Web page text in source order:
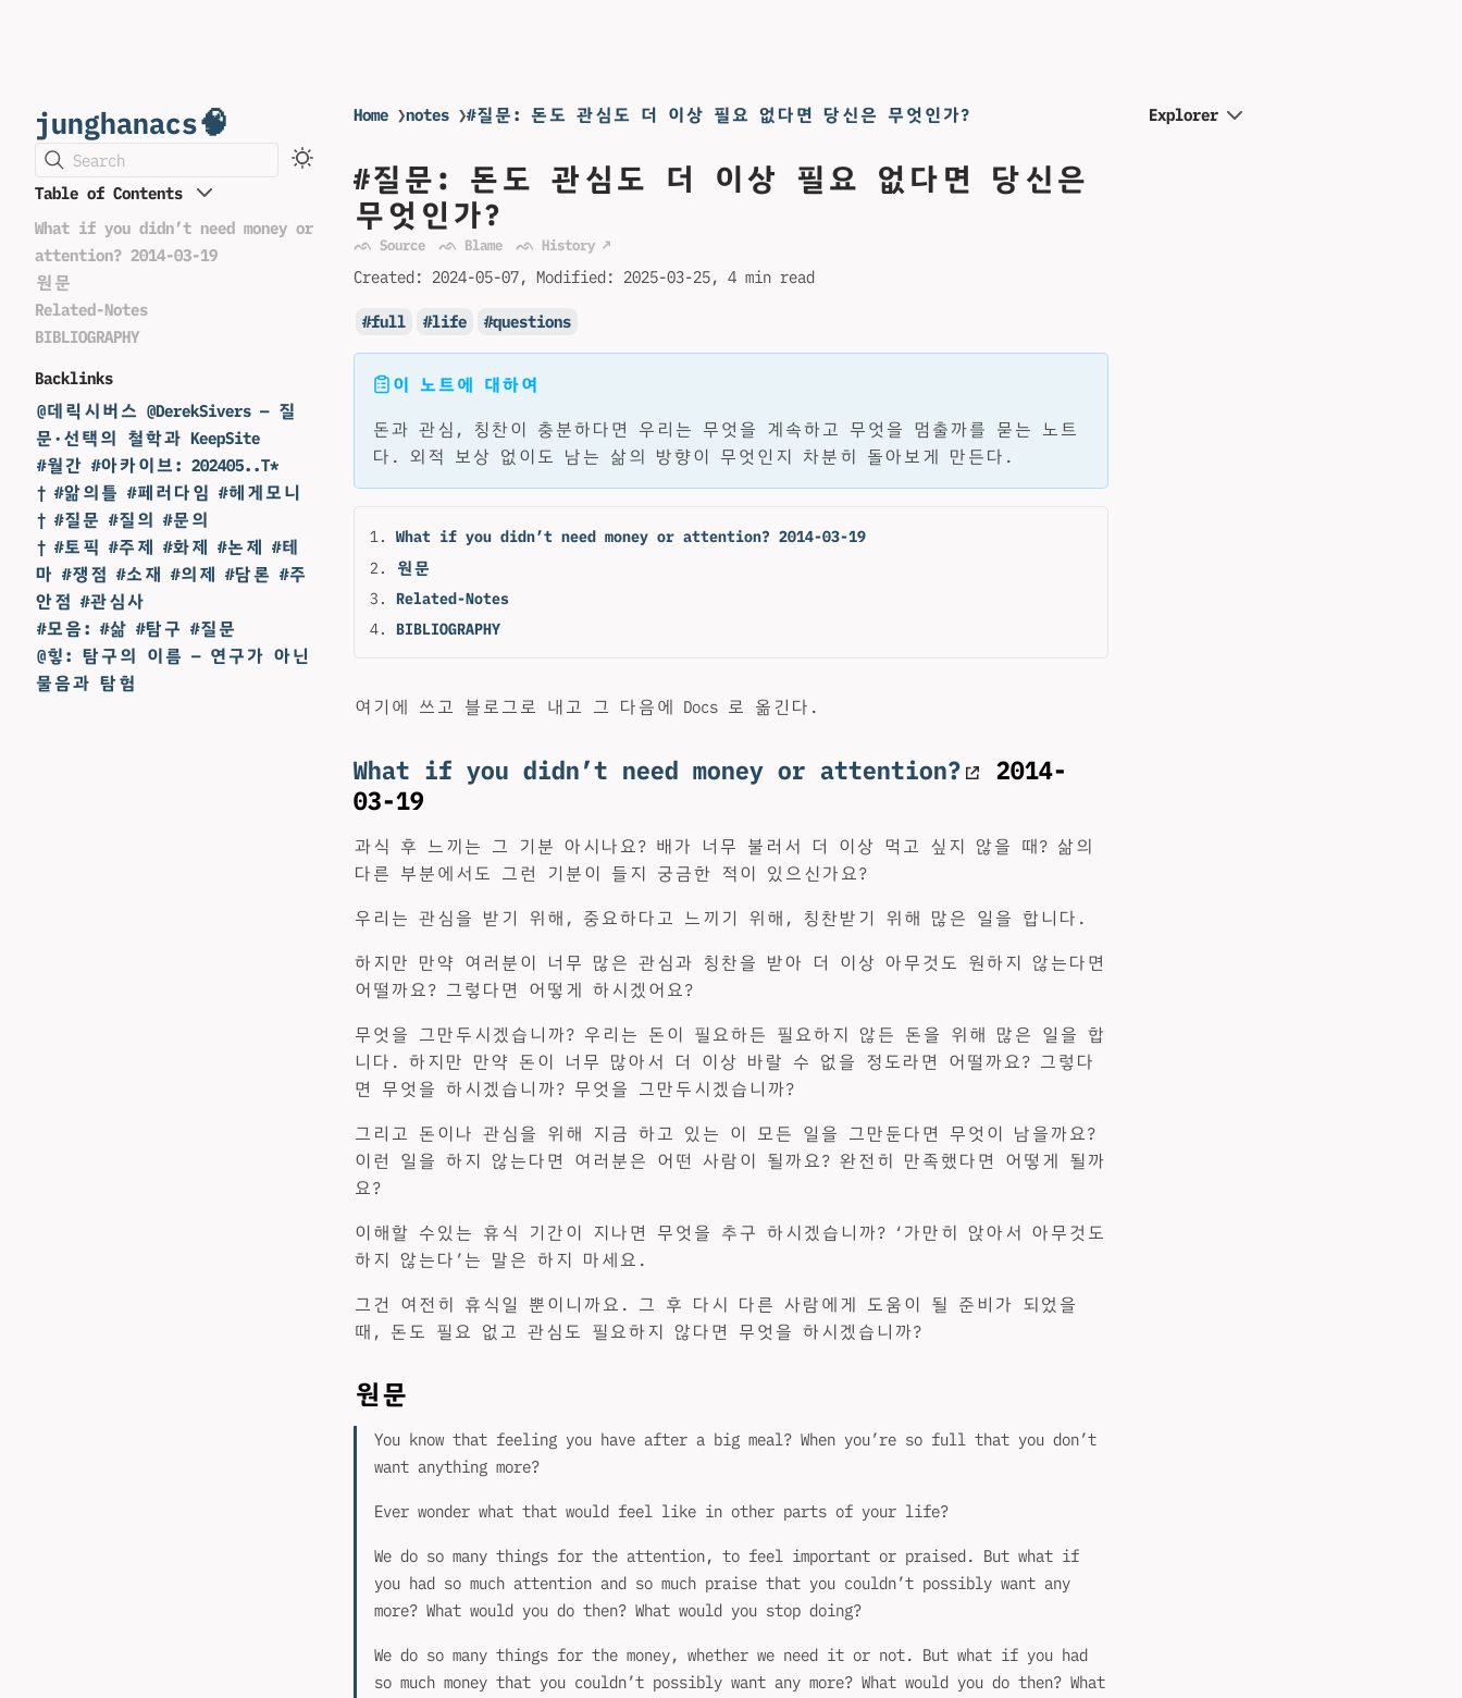
junghanacs🧠
Search
Table of Contents
What if you didn’t need money or
attention? 2014-03-19
원문
Related-Notes
BIBLIOGRAPHY
Backlinks
@데릭시버스 @DerekSivers — 질
문·선택의 철학과 KeepSite
#월간 #아카이브: 202405..T*
† #앎의틀 #페러다임 #헤게모니
† #질문 #질의 #문의
† #토픽 #주제 #화제 #논제 #테
마 #쟁점 #소재 #의제 #담론 #주
안점 #관심사
#모음: #삶 #탐구 #질문
@힣: 탐구의 이름 — 연구가 아닌
물음과 탐험
Home ❯notes ❯#질문: 돈도 관심도 더 이상 필요 없다면 당신은 무엇인가?
#질문: 돈도 관심도 더 이상 필요 없다면 당신은
무엇인가?
ᨒ Source ᨒ Blame ᨒ History ↗
Created: 2024-05-07 Modified: 2025-03-25 4 min read
full life questions
이 노트에 대하여
돈과 관심, 칭찬이 충분하다면 우리는 무엇을 계속하고 무엇을 멈출까를 묻는 노트
다. 외적 보상 없이도 남는 삶의 방향이 무엇인지 차분히 돌아보게 만든다.
What if you didn’t need money or attention? 2014-03-19
원문
Related-Notes
BIBLIOGRAPHY
여기에 쓰고 블로그로 내고 그 다음에 Docs 로 옮긴다.
What if you didn’t need money or attention?
2014-
03-19
과식 후 느끼는 그 기분 아시나요? 배가 너무 불러서 더 이상 먹고 싶지 않을 때? 삶의
다른 부분에서도 그런 기분이 들지 궁금한 적이 있으신가요?
우리는 관심을 받기 위해, 중요하다고 느끼기 위해, 칭찬받기 위해 많은 일을 합니다.
하지만 만약 여러분이 너무 많은 관심과 칭찬을 받아 더 이상 아무것도 원하지 않는다면
어떨까요? 그렇다면 어떻게 하시겠어요?
무엇을 그만두시겠습니까? 우리는 돈이 필요하든 필요하지 않든 돈을 위해 많은 일을 합
니다. 하지만 만약 돈이 너무 많아서 더 이상 바랄 수 없을 정도라면 어떨까요? 그렇다
면 무엇을 하시겠습니까? 무엇을 그만두시겠습니까?
그리고 돈이나 관심을 위해 지금 하고 있는 이 모든 일을 그만둔다면 무엇이 남을까요?
이런 일을 하지 않는다면 여러분은 어떤 사람이 될까요? 완전히 만족했다면 어떻게 될까
요?
이해할 수있는 휴식 기간이 지나면 무엇을 추구 하시겠습니까? ‘가만히 앉아서 아무것도
하지 않는다’는 말은 하지 마세요.
그건 여전히 휴식일 뿐이니까요. 그 후 다시 다른 사람에게 도움이 될 준비가 되었을
때, 돈도 필요 없고 관심도 필요하지 않다면 무엇을 하시겠습니까?
원문
You know that feeling you have after a big meal? When you’re so full that you don’t
want anything more?
Ever wonder what that would feel like in other parts of your life?
We do so many things for the attention, to feel important or praised. But what if
you had so much attention and so much praise that you couldn’t possibly want any
more? What would you do then? What would you stop doing?
We do so many things for the money, whether we need it or not. But what if you had
so much money that you couldn’t possibly want any more? What would you do then? What
Explorer